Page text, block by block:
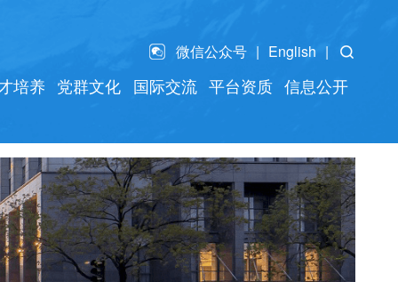
微信公众号 English
培养 党群文化 国际交流 平台资质 信息公开